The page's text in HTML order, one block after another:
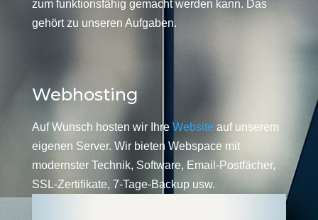
zum funktionsfähig gemacht werden kann. Das
gehört zu unseren Aufgaben.
Webhosting
Auf Wunsch hosten wir Ihre Website auf unserem
eigenen Server. Wir bieten Webspace mit
modernster Technik, Software, Email-Postfächer,
SSL-Zertifikate, 7-Tage-Backup usw.